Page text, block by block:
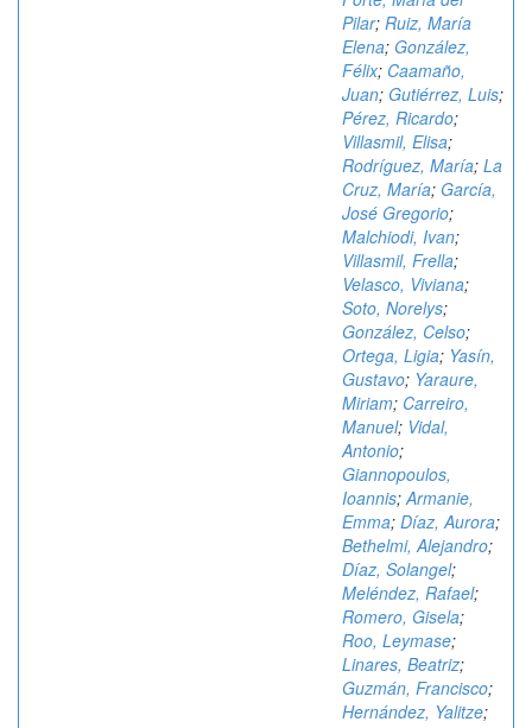
Pilar; Ruiz, María
Elena; González,
Félix; Caamaño,
Juan; Gutiérrez, Luis;
Pérez, Ricardo;
Villasmil, Elisa;
Rodríguez, María; La
Cruz, María; García,
José Gregorio;
Malchiodi, Ivan;
Villasmil, Frella;
Velasco, Viviana;
Soto, Norelys;
González, Celso;
Ortega, Ligia; Yasín,
Gustavo; Yaraure,
Miriam; Carreiro,
Manuel; Vidal,
Antonio;
Giannopoulos,
Ioannis;Armanie,
Emma; Díaz, Aurora;
Bethelmi, Alejandro;
Díaz, Solangel;
Meléndez, Rafael;
Romero, Gisela;
Roo, Leymase;
Linares, Beatriz;
Guzmán, Francisco;
Hernández, Yalitze;